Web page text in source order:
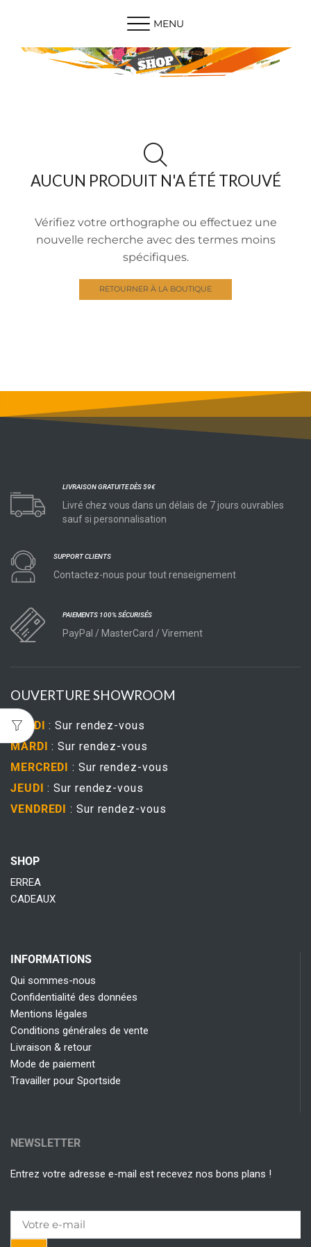
MENU
AUCUN PRODUIT N'A ÉTÉ TROUVÉ
Vérifiez votre orthographe ou effectuez une
nouvelle recherche avec des termes moins
spécifiques.
RETOURNER À LA BOUTIQUE
LIVRAISON GRATUITE DÈS 59€
Livré chez vous dans un délais de 7 jours ouvrables
sauf si personnalisation
SUPPORT CLIENTS
Contactez-nous pour tout renseignement
PAIEMENTS 100% SÉCURISÉS
PayPal / MasterCard / Virement
OUVERTURE SHOWROOM
LUNDI : Sur rendez-vous
MARDI: Sur rendez-vous
MERCREDI : Sur rendez-vous
JEUDI : Sur rendez-vous
VENDREDI : Sur rendez-vous
SHOP
ERREA
CADEAUX
INFORMATIONS
Qui sommes-nous
Confidentialité des données
Mentions légales
Conditions générales de vente
Livraison & retour
Mode de paiement
Travailler pour Sportside
NEWSLETTER
Entrez votre adresse e-mail est recevez nos bons plans !